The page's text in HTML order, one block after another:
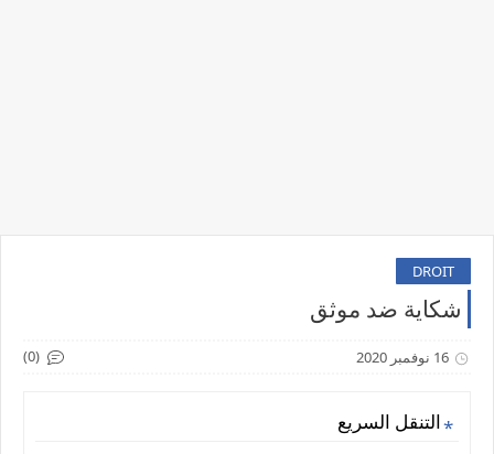
DROIT
شكاية ضد موثق
16 نوفمبر 2020 (0)
التنقل السريع